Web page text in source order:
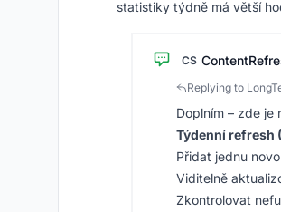
statistiky týdně má větší
CS
Replying to
Doplním – zde je
Týdenní refresh
Přidat jednu
Viditelně
Zkontrolovat